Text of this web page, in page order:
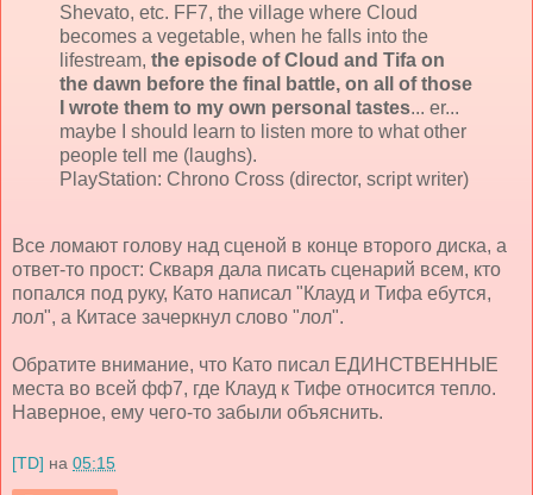
Shevato, etc. FF7, the village where Cloud
becomes a vegetable, when he falls into the
lifestream, the episode of Cloud and Tifa on
the dawn before the final battle, on all of those
I wrote them to my own personal tastes... er...
maybe I should learn to listen more to what other
people tell me (laughs).
PlayStation: Chrono Cross (director, script writer)
Все ломают голову над сценой в конце второго диска, а
ответ-то прост: Скваря дала писать сценарий всем, кто
попался под руку, Като написал "Клауд и Тифа ебутся,
лол", а Китасе зачеркнул слово "лол".
Обратите внимание, что Като писал ЕДИНСТВЕННЫЕ
места во всей фф7, где Клауд к Тифе относится тепло.
Наверное, ему чего-то забыли объяснить.
[TD] на 05:15